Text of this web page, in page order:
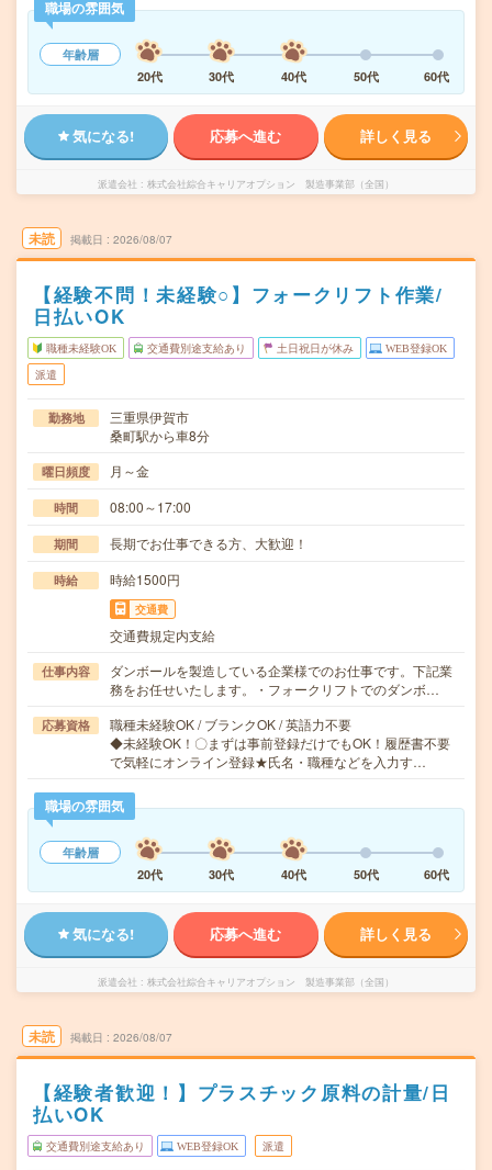
職場の雰囲気
年齢層
20代
30代 40代 50代 60代
気になる! 応募へ進む 詳しく見る
派遣会社 株式会社綜合キャリアオプション 製造事業部（全国）
未読 掲載日 2026/08/07
【経験不問！未経験○】フォークリフト作業/
日払いOK
職種未経験OK 交通費別途支給あり 土日祝日が休み WEB登録OK
派遣
勤務地
三重県伊賀市
桑町駅から車8分
曜日頻度 月～金
時間 08:00～17:00
期間 長期でお仕事できる方、大歓迎！
時給 時給1500円
交通費
交通費規定内支給
仕事内容
ダンボールを製造している企業様でのお仕事です。下記業
務をお任せいたします。・フォークリフトでのダンボ…
応募資格
職種未経験OK / ブランクOK / 英語力不要
◆未経験OK！〇まずは事前登録だけでもOK！履歴書不要
で気軽にオンライン登録★氏名・職種などを入力す…
職場の雰囲気
年齢層
20代
30代 40代 50代 60代
気になる! 応募へ進む 詳しく見る
派遣会社 株式会社綜合キャリアオプション 製造事業部（全国）
未読 掲載日 2026/08/07
【経験者歓迎！】プラスチック原料の計量/日
払いOK
交通費別途支給あり WEB登録OK 派遣